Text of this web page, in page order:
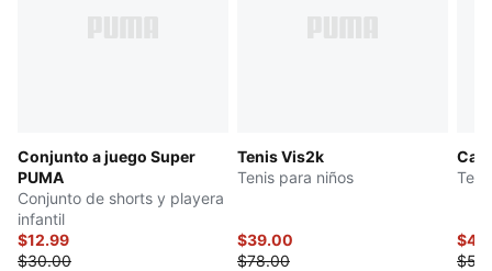
Conjunto a juego Super
PUMA
Conjunto de shorts y playera
infantil
$12.99
$30.00
Tenis Vis2k
Tenis para niños
$39.00
$78.00